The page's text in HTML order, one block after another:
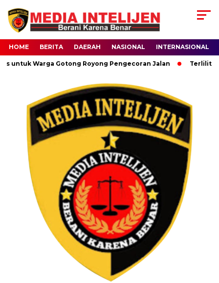
HOME BERITA DAERAH NASIONAL INTERNASIONAL
Warga Gotong Royong Pengecoran Jalan Terlilit